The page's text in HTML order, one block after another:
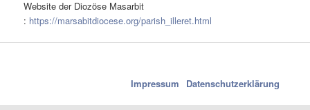
Website der Diozöse Masarbit
: https://marsabitdiocese.org/parish_illeret.html
Datenschutzerklärung
Impressum